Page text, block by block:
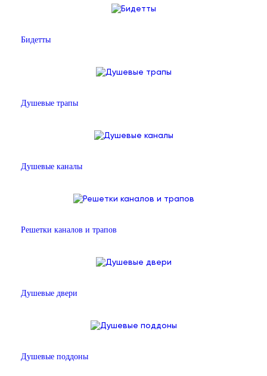
Бидетты
Душевые трапы
Душевые каналы
Решетки каналов и трапов
Душевые двери
Душевые поддоны